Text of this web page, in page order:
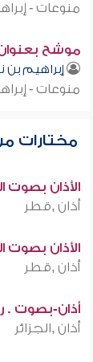
منوعات -
موشح
إبراهيم بن
منوعات -
مختارات
الأذان بصوت
أذان ,قطر
الأذان بصوت
أذان ,قطر
أذان-بصوت .
أذان ,الجزائر